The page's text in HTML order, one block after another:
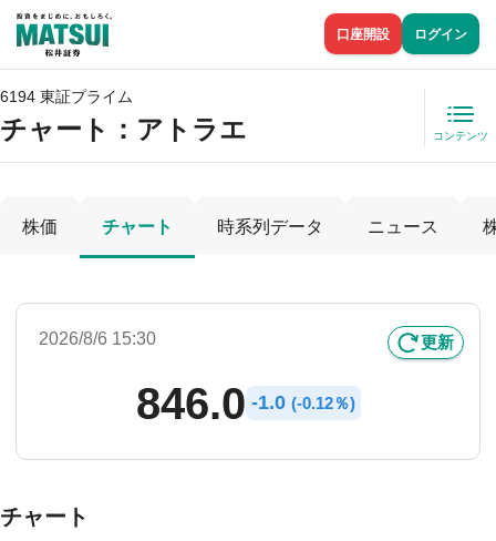
口座開設 ログイン
6194 東証プライム
チャート： アトラエ コンテンツ
株価 チャート 時系列データ ニュース
2026/8/6 15:30 更新
846.0 -1.0 (-0.12％)
チャート